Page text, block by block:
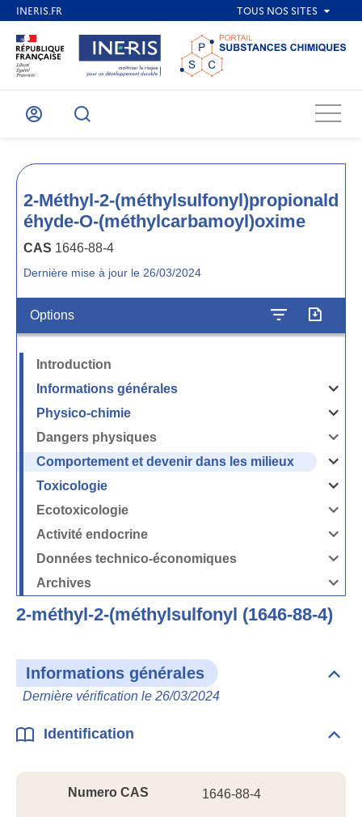
Mon
Recherche
Menu
2-Méthyl-2-(méthylsulfonyl)propionald
éhyde-O-(méthylcarbamoyl)oxime
CAS 1646-88-4
Dernière mise à jour le 26/03/2024
Options
Introduction
Informations générales
Ouvrir
la
générales
Physico-chimie
Ouvrir
la
chimie
Dangers physiques
Ouvrir
la
Comportement et devenir dans les milieux
Ouvrir
la
et
les
milieux
Toxicologie
Ouvrir
la
Ecotoxicologie
Ouvrir
la
Activité endocrine
Ouvrir
la
endocrine
Données technico-économiques
Ouvrir
la
Données
Archives
Ouvrir
2-méthyl-2-(méthylsulfonyl (1646-88-4)
Informations générales
Dernière vérification le 26/03/2024
Identification
Numero CAS 1646-88-4